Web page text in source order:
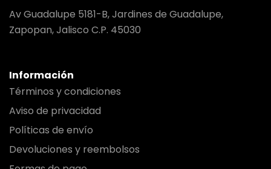
Av Guadalupe 5181-B, Jardines de Guadalupe,
Zapopan, Jalisco C.P. 45030
Información
Términos y condiciones
Aviso de privacidad
Políticas de envío
Devoluciones y reembolsos